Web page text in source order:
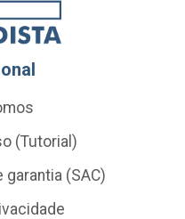
(Tutorial)
(SAC)